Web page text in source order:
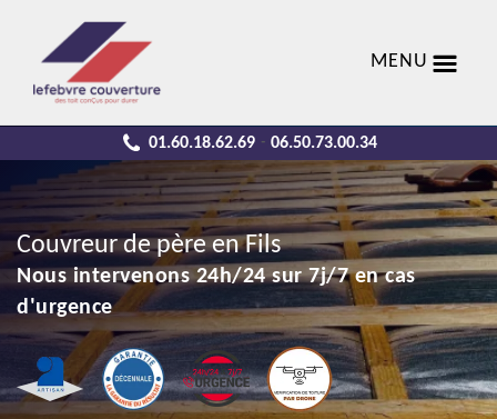
MENU
01.60.18.62.69 - 06.50.73.00.34
Couvreur de père en Fils
Nous intervenons 24h/24 sur 7j/7 en cas
d'urgence